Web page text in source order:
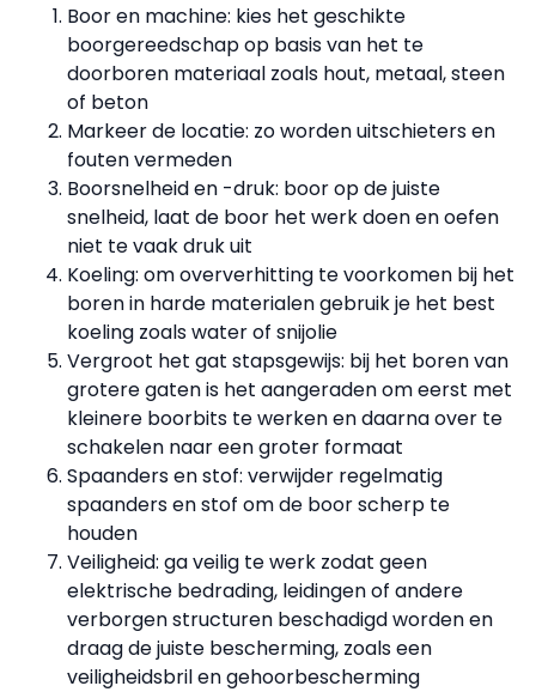
Boor en machine: kies het geschikte
boorgereedschap op basis van het te
doorboren materiaal zoals hout, metaal, steen
of beton
Markeer de locatie: zo worden uitschieters en
fouten vermeden
Boorsnelheid en -druk: boor op de juiste
snelheid, laat de boor het werk doen en oefen
niet te vaak druk uit
Koeling: om oververhitting te voorkomen bij het
boren in harde materialen gebruik je het best
koeling zoals water of snijolie
Vergroot het gat stapsgewijs: bij het boren van
grotere gaten is het aangeraden om eerst met
kleinere boorbits te werken en daarna over te
schakelen naar een groter formaat
Spaanders en stof: verwijder regelmatig
spaanders en stof om de boor scherp te
houden
Veiligheid: ga veilig te werk zodat geen
elektrische bedrading, leidingen of andere
verborgen structuren beschadigd worden en
draag de juiste bescherming, zoals een
veiligheidsbril en gehoorbescherming